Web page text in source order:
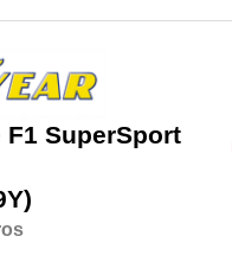
F1 SuperSport